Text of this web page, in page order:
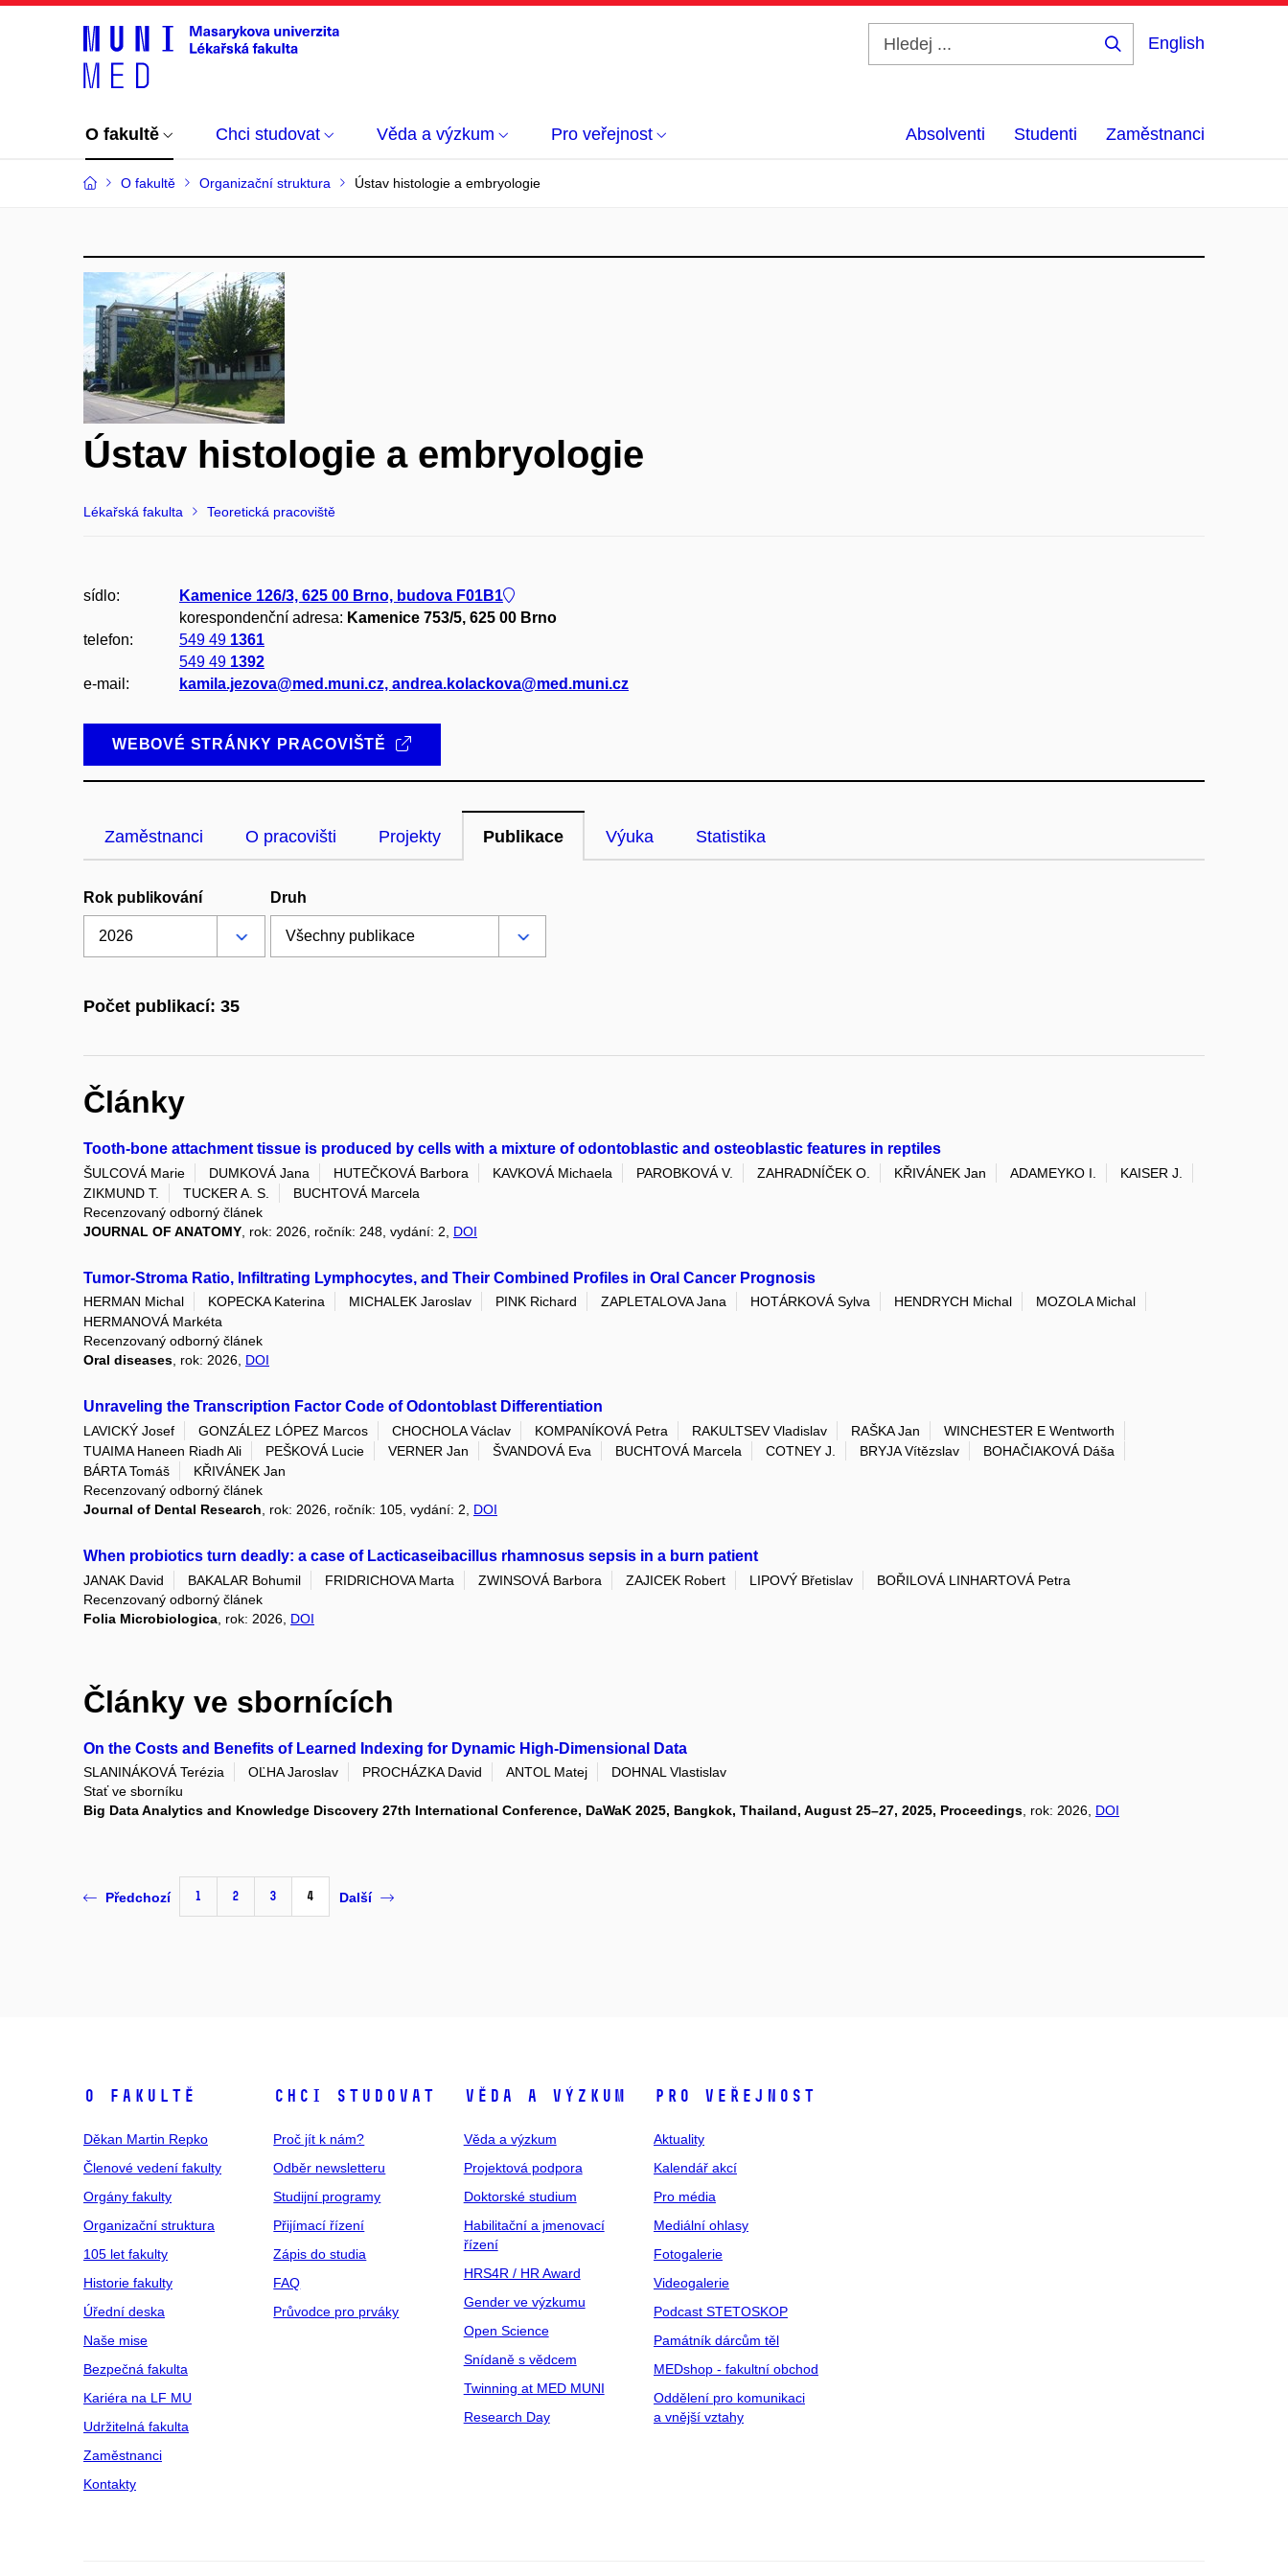
English
O fakultě Chci studovat Věda a výzkum Pro veřejnost Absolventi Studenti Zaměstnanci
O fakultě Organizační struktura Ústav histologie a embryologie
Ústav histologie a embryologie
Lékařská fakulta Teoretická pracoviště
sídlo:
Kamenice 126/3, 625 00 Brno, budova F01B1
korespondenční adresa: Kamenice 753/5, 625 00 Brno
telefon:
549 49 1361
549 49 1392
e-mail:
kamila.jezova@med.muni.cz, andrea.kolackova@med.muni.cz
WEBOVÉ STRÁNKY PRACOVIŠTĚ
Zaměstnanci O pracovišti Projekty Publikace Výuka Statistika
Rok publikování Druh
Počet publikací: 35
Články
Tooth-bone attachment tissue is produced by cells with a mixture of odontoblastic and osteoblastic features in reptiles
ŠULCOVÁ Marie DUMKOVÁ Jana HUTEČKOVÁ Barbora KAVKOVÁ Michaela PAROBKOVÁ V. ZAHRADNÍČEK O. KŘIVÁNEK Jan ADAMEYKO I.
KAISER J.
ZIKMUND T.
TUCKER A. S.
BUCHTOVÁ Marcela
Recenzovaný odborný článek
JOURNAL OF ANATOMY , rok: 2026, ročník: 248, vydání: 2, DOI
Tumor-Stroma Ratio, Infiltrating Lymphocytes, and Their Combined Profiles in Oral Cancer Prognosis
HERMAN Michal KOPECKA Katerina MICHALEK Jaroslav PINK Richard ZAPLETALOVA Jana HOTÁRKOVÁ Sylva HENDRYCH Michal
MOZOLA Michal
HERMANOVÁ Markéta
Recenzovaný odborný článek
Oral diseases, rok: 2026, DOI
Unraveling the Transcription Factor Code of Odontoblast Differentiation
LAVICKÝ Josef GONZÁLEZ LÓPEZ Marcos CHOCHOLA Václav KOMPANÍKOVÁ Petra RAKULTSEV Vladislav RAŠKA Jan
WINCHESTER E Wentworth
TUAIMA Haneen Riadh Ali
PEŠKOVÁ Lucie VERNER Jan ŠVANDOVÁ Eva BUCHTOVÁ Marcela COTNEY J. BRYJA Vítězslav
BOHAČIAKOVÁ Dáša
BÁRTA Tomáš
KŘIVÁNEK Jan
Recenzovaný odborný článek
Journal of Dental Research, rok: 2026, ročník: 105, vydání: 2, DOI
When probiotics turn deadly: a case of Lacticaseibacillus rhamnosus sepsis in a burn patient
JANAK David BAKALAR Bohumil FRIDRICHOVA Marta ZWINSOVÁ Barbora ZAJICEK Robert LIPOVÝ Břetislav
BOŘILOVÁ LINHARTOVÁ Petra
Recenzovaný odborný článek
Folia Microbiologica , rok: 2026, DOI
Články ve sbornících
On the Costs and Benefits of Learned Indexing for Dynamic High-Dimensional Data
SLANINÁKOVÁ Terézia OĽHA Jaroslav PROCHÁZKA David ANTOL Matej
DOHNAL Vlastislav
Stať ve sborníku
Big Data Analytics and Knowledge Discovery 27th International Conference, DaWaK 2025, Bangkok, Thailand, August 25–27, 2025, Proceedings, rok: 2026, DOI
Předchozí 1 2 3 4 Další
O fakultě
Děkan Martin Repko
Členové vedení fakulty
Orgány fakulty
Organizační struktura
105 let fakulty
Historie fakulty
Úřední deska
Naše mise
Bezpečná fakulta
Kariéra na LF MU
Udržitelná fakulta
Zaměstnanci
Kontakty
Chci studovat
Proč jít k nám?
Odběr newsletteru
Studijní programy
Přijímací řízení
Zápis do studia
FAQ
Průvodce pro prváky
Věda a výzkum
Věda a výzkum
Projektová podpora
Doktorské studium
Habilitační a jmenovací
řízení
HRS4R / HR Award
Gender ve výzkumu
Open Science
Snídaně s vědcem
Twinning at MED MUNI
Research Day
Pro veřejnost
Aktuality
Kalendář akcí
Pro média
Mediální ohlasy
Fotogalerie
Videogalerie
Podcast STETOSKOP
Památník dárcům těl
MEDshop - fakultní obchod
Oddělení pro komunikaci
a vnější vztahy